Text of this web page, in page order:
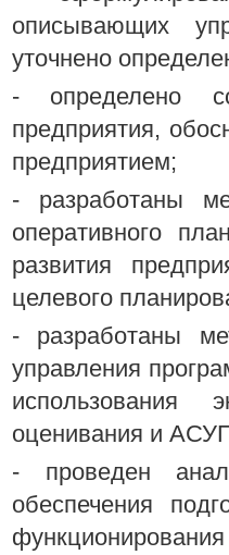
описывающих
уточнено
- определено
предприятия,
предприятием;
- разработаны
оперативного
развития
целевого
- разработаны
управления
использования
оценивания и
- проведен
обеспечения